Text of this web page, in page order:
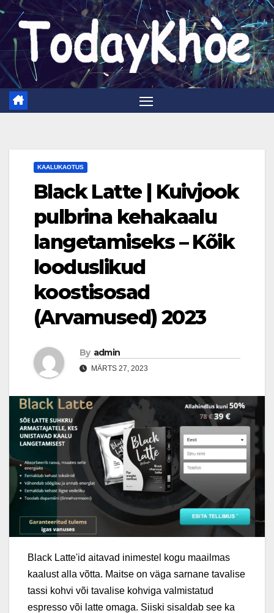
Skip
content
KAALUKAOTUS
Black Latte | Kuivjook
pulbrina kehakaalu
langetamiseks – Kõik
looduslikud
koostisosad
(Arvamused) 2023
By admin
MÄRTS 27, 2023
Black Latte'id aitavad inimestel kogu maailmas
kaalust alla võtta. Maitse on väga sarnane tavalise
tassi kohvi või tavalise kohviga valmistatud
espresso või latte omaga. Siiski sisaldab see ka